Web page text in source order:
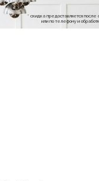
* скидка предоставляется
или по телефону и